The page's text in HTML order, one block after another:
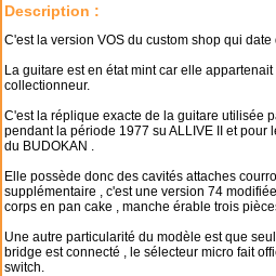
Description :
C'est la version VOS du custom shop qui date
La guitare est en état mint car elle appartenait
collectionneur.
C'est la réplique exacte de la guitare utilisée
pendant la période 1977 su ALLIVE II et pour
du BUDOKAN .
Elle possède donc des cavités attaches
supplémentaire , c'est une version 74
corps en pan cake , manche érable trois
Une autre particularité du modèle est que
bridge est connecté , le sélecteur micro fait
switch.